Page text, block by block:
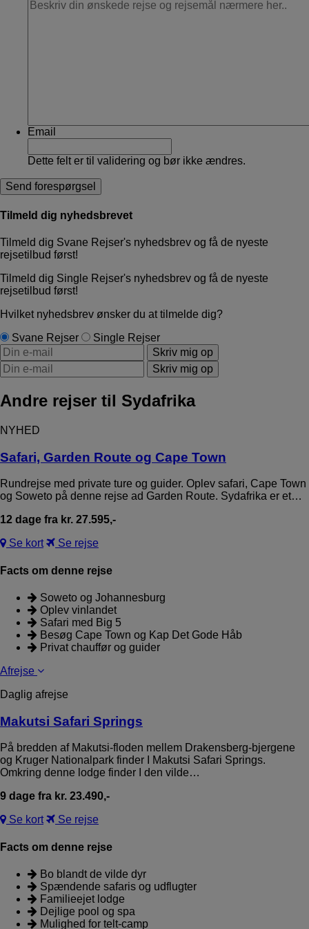
Email
Dette felt er til validering og bør ikke ændres.
Tilmeld dig nyhedsbrevet
Tilmeld dig Svane Rejser's nyhedsbrev og få de nyeste
rejsetilbud først!
Tilmeld dig Single Rejser's nyhedsbrev og få de nyeste
rejsetilbud først!
Hvilket nyhedsbrev ønsker du at tilmelde dig?
Svane Rejser
Single Rejser
Andre rejser til Sydafrika
NYHED
Safari, Garden Route og Cape Town
Rundrejse med private ture og guider. Oplev safari, Cape Town
og Soweto på denne rejse ad Garden Route. Sydafrika er et…
12 dage fra kr. 27.595,-
Se kort
Se rejse
Facts om denne rejse
Soweto og Johannesburg
Oplev vinlandet
Safari med Big 5
Besøg Cape Town og Kap Det Gode Håb
Privat chauffør og guider
Afrejse
Daglig afrejse
Makutsi Safari Springs
På bredden af Makutsi-floden mellem Drakensberg-bjergene
og Kruger Nationalpark finder I Makutsi Safari Springs.
Omkring denne lodge finder I den vilde…
9 dage fra kr. 23.490,-
Se kort
Se rejse
Facts om denne rejse
Bo blandt de vilde dyr
Spændende safaris og udflugter
Familieejet lodge
Dejlige pool og spa
Mulighed for telt-camp